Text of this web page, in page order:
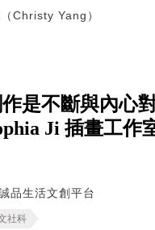
Christy Yang）
作是不斷與內心
Ji 插畫工作
品生活文創平台
社科